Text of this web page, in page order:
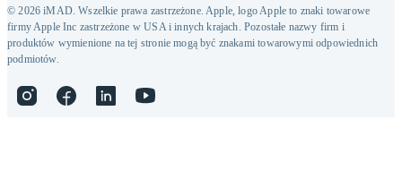
© 2026 iMAD. Wszelkie prawa zastrzeżone. Apple, logo Apple to znaki towarowe
firmy Apple Inc zastrzeżone w USA i innych krajach. Pozostałe nazwy firm i
produktów wymienione na tej stronie mogą być znakami towarowymi odpowiednich
podmiotów.